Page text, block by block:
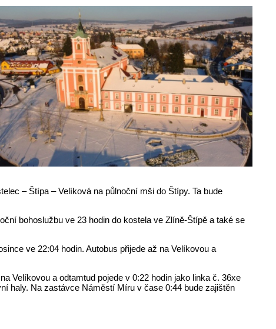
– Štípa – Velíková na půlnoční mši do Štípy. Ta bude
bohoslužbu ve 23 hodin do kostela ve Zlíně-Štípě a také se
ve 22:04 hodin. Autobus přijede až na Velíkovou a
Velíkovou a odtamtud pojede v 0:22 hodin jako linka č. 36xe
haly. Na zastávce Náměstí Míru v čase 0:44 bude zajištěn